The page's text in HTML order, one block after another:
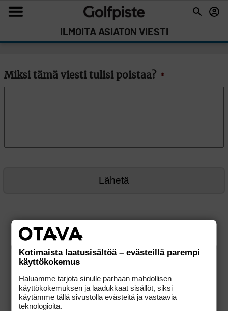
ILMOITA ASIATON VIESTI
Miksi tämä viesti tulisi poistaa? *
Kotimaista laatusisältöä – evästeillä parempi
käyttökokemus
Haluamme tarjota sinulle parhaan mahdollisen
käyttökokemuksen ja laadukkaat sisällöt, siksi
käytämme tällä sivustolla evästeitä ja vastaavia
teknologioita.